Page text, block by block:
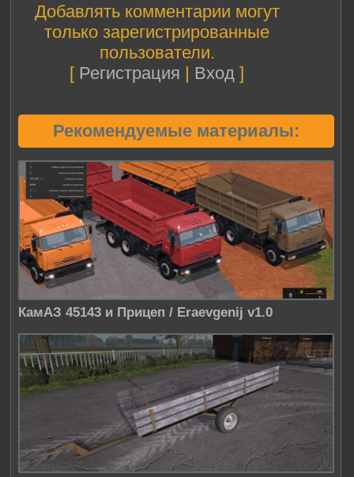
Добавлять комментарии могут
только зарегистрированные
пользователи.
[ Регистрация | Вход ]
Рекомендуемые материалы:
КамАЗ 45143 и Прицеп / Eraevgenij v1.0